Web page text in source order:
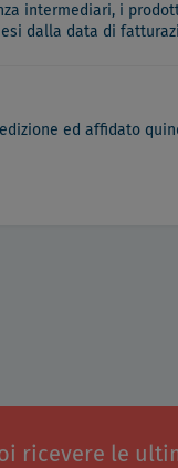
intermediari, i
dalla data di
ed affidato
ricevere le